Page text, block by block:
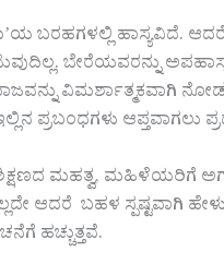
ಬರಹಗಳಲ್ಲಿ ಹಾಸ್ಯವಿದೆ.
ಬೇರೆಯವರನ್ನು ಅಪಹಾಸ್ಯ
ವಿಮರ್ಶಾತ್ಮಕವಾಗಿ
ಪ್ರಬಂಧಗಳು ಆಪ್ತವಾಗಲು
ಮಹತ್ವ, ಮಹಿಳೆಯರಿಗೆ
ಆದರೆ ಬಹಳ ಸ್ಪಷ್ಟವಾಗಿ
ಹಚ್ಚುತ್ತವೆ.